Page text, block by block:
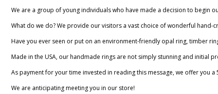
We are a group of young individuals who have made a decision to begin
What do we do? We provide our visitors a vast choice of wonderful
Have you ever seen or put on an environment-friendly opal ring, timber
Made in the USA, our handmade rings are not simply stunning and initial
As payment for your time invested in reading this message, we offer you
We are anticipating meeting you in our store!